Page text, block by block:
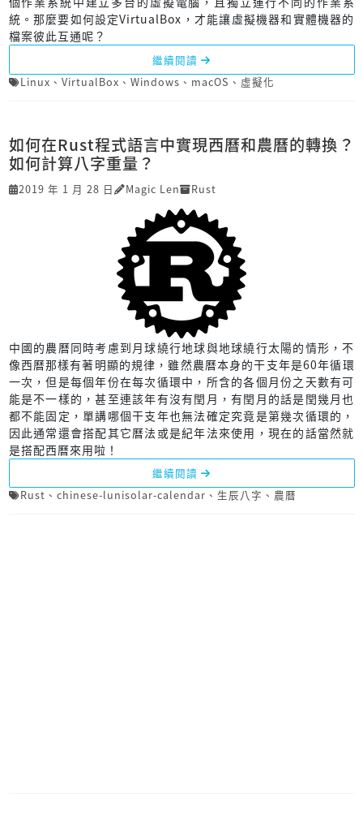
統。那麼要如何設定VirtualBox，才能讓虛擬機器和實體機器的
檔案彼此互通呢？
繼續閱讀
Linux 、 VirtualBox 、 Windows 、 macOS 、 虛擬化
如何在Rust程式語言中實現西曆和農曆的轉換？
如何計算八字重量？
2019 年 1 月 28 日 Magic Len Rust
中國的農曆同時考慮到月球繞行地球與地球繞行太陽的情形，不
像西曆那樣有著明顯的規律，雖然農曆本身的干支年是60年循環
一次，但是每個年份在每次循環中，所含的各個月份之天數有可
能是不一樣的，甚至連該年有沒有閏月，有閏月的話是閏幾月也
都不能固定，單講哪個干支年也無法確定究竟是第幾次循環的，
因此通常還會搭配其它曆法或是紀年法來使用，現在的話當然就
是搭配西曆來用啦！
繼續閱讀
Rust 、 chinese-lunisolar-calendar 、 生辰八字 、 農曆